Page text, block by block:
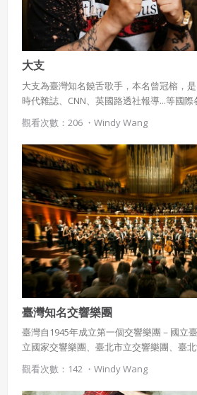
大支
大支為臺灣知名饒舌歌手，本名曾冠榕，
時代雜誌、CNN、英國路透社報導...等國
板印象，大支經常透過富有思考性的歌詞來
社會問題引起大眾及國際關注。
觀看次數：206 ・ Windy Wang
臺灣知名交響樂團
臺灣自1945年成立第一個交響樂團－國立
立國家交響樂團、臺北市立交響樂團、臺
響樂團、奇美管弦樂團...等，共計十餘個大
陳秋盛、簡文彬、呂紹嘉...等人的努力之下
打下良好基礎、蓬勃發展。
觀看次數：142 ・ Windy Wang